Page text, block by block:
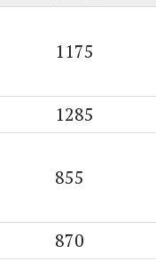
1175
1285
855
870